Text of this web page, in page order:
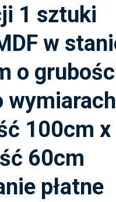
1 sztuki
w
o
100cm x
60cm
płatne